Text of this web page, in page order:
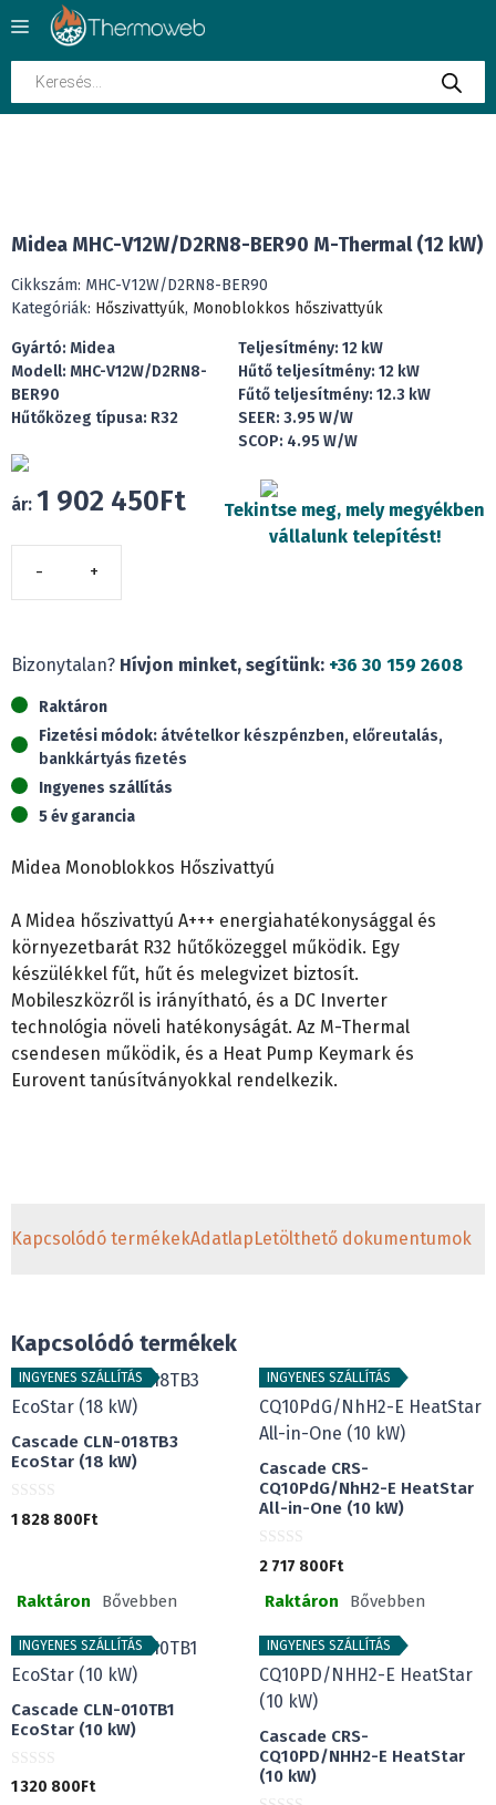
Kilépés
tartalomba
Products
search
Menü
Midea MHC-V12W/D2RN8-BER90 M-Thermal (12 kW)
Cikkszám: MHC-V12W/D2RN8-BER90
Kategóriák: Hőszivattyúk, Monoblokkos hőszivattyúk
Gyártó: Midea
Modell: MHC-V12W/D2RN8-
BER90
Hűtőközeg típusa: R32
Teljesítmény: 12 kW
Hűtő teljesítmény: 12 kW
Fűtő teljesítmény: 12.3 kW
SEER: 3.95 W/W
SCOP: 4.95 W/W
ár: 1 902 450Ft
BER90
(12
kW)
mennyiség
Tekintse meg, mely megyékben
vállalunk telepítést!
Bizonytalan? Hívjon minket, segítünk: +36 30 159 2608
Raktáron
Fizetési módok: átvételkor készpénzben, előreutalás,
bankkártyás fizetés
Ingyenes szállítás
5 év garancia
Midea Monoblokkos Hőszivattyú
A Midea hőszivattyú A+++ energiahatékonysággal és
környezetbarát R32 hűtőközeggel működik. Egy
készülékkel fűt, hűt és melegvizet biztosít.
Mobileszközről is irányítható, és a DC Inverter
technológia növeli hatékonyságát. Az M-Thermal
csendesen működik, és a Heat Pump Keymark és
Eurovent tanúsítványokkal rendelkezik.
Kapcsolódó termékekAdatlapLetölthető dokumentumok
Kapcsolódó termékek
INGYENES SZÁLLÍTÁS
Cascade CLN-018TB3
EcoStar (18 kW)
0
a
ő
1 828 800Ft
Raktáron Bővebben
INGYENES SZÁLLÍTÁS
Cascade CRS-
CQ10PdG/NhH2-E HeatStar
All-in-One (10 kW)
0
a
l
2 717 800Ft
Raktáron Bővebben
INGYENES SZÁLLÍTÁS
Cascade CLN-010TB1
EcoStar (10 kW)
0
a
1 320 800Ft
INGYENES SZÁLLÍTÁS
Cascade CRS-
CQ10PD/NHH2-E HeatStar
(10 kW)